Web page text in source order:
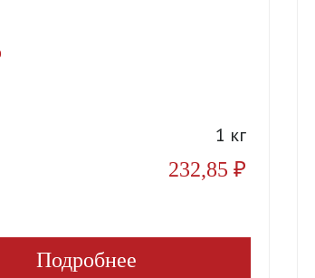
1 кг
232,85₽
Подробнее